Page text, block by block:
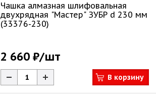
Чашка алмазная шлифовальная
двухрядная "Мастер" ЗУБР d 230 мм
(33376-230)
2 660 ₽/шт
В корзину